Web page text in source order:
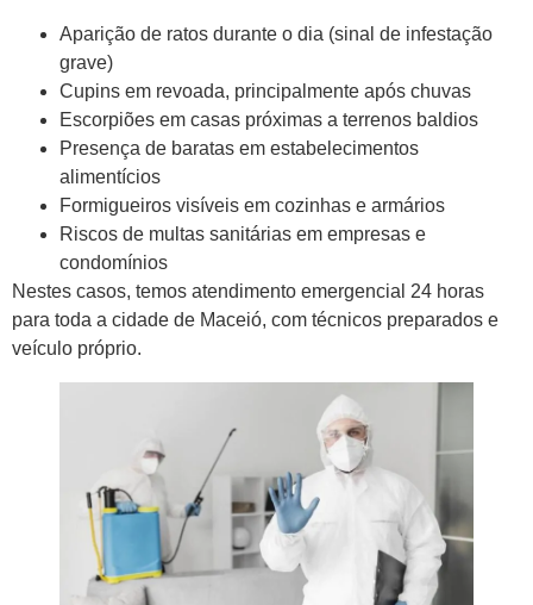
Aparição de ratos durante o dia (sinal de infestação
grave)
Cupins em revoada, principalmente após chuvas
Escorpiões em casas próximas a terrenos baldios
Presença de baratas em estabelecimentos
alimentícios
Formigueiros visíveis em cozinhas e armários
Riscos de multas sanitárias em empresas e
condomínios
Nestes casos, temos atendimento emergencial 24 horas
para toda a cidade de Maceió, com técnicos preparados e
veículo próprio.